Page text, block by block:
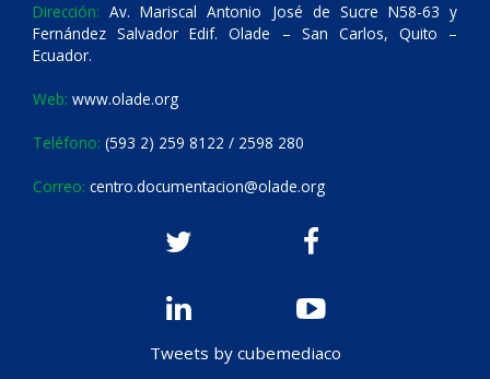
Dirección: Av. Mariscal Antonio José de Sucre N58-63 y
Fernández Salvador Edif. Olade – San Carlos, Quito –
Ecuador.
Web: www.olade.org
Teléfono: (593 2) 259 8122 / 2598 280
Correo: centro.documentacion@olade.org
Tweets by cubemediaco